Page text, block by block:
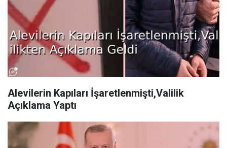
Alevilerin Kapıları İşaretlenmişti,Valilik
Açıklama Yaptı